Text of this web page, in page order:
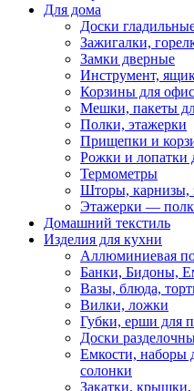
Для дома
Доски
Зажигалки,
Замки дверные
Инструмент,
Корзины для
Мешки, пакеты
Полки, этажерки
Прищепки и
Рожки и лопатки
Термометры
Шторы, карнизы,
Этажерки —
Домашний текстиль
Изделия для кухни
Аллюминиевая
Банки, Бидоны,
Вазы, блюда,
Вилки, ложки
Губки, ерши для
Доски
Емкости, наборы
солонки
Закатки, крышки,